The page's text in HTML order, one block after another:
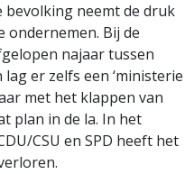
bevolking neemt de druk
ondernemen. Bij de
najaar tussen
lag er zelfs een ‘ministerie
met het klappen van
plan in de la. In het
CSU en SPD heeft het